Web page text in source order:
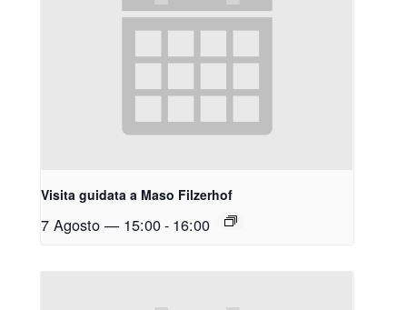
Visita guidata a Maso Filzerhof
7 Agosto — 15:00- 16:00